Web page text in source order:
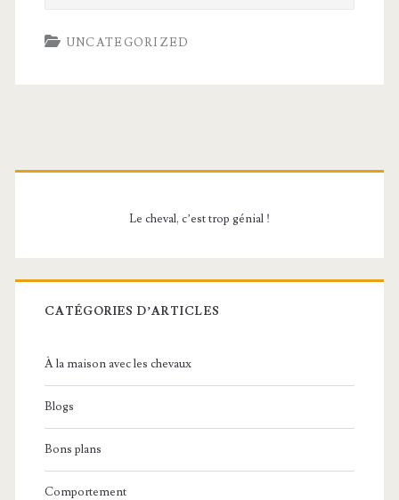
UNCATEGORIZED
Barre
Le cheval, c’est trop génial !
CATÉGORIES D’ARTICLES
À la maison avec les chevaux
Blogs
Bons plans
Comportement